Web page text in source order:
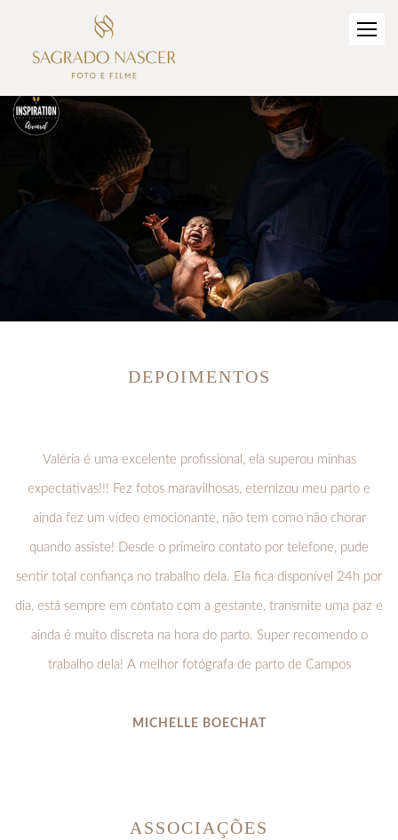
DEPOIMENTOS
Valéria é uma excelente profissional, ela superou minhas
expectativas!!! Fez fotos maravilhosas, eternizou meu parto e
ainda fez um vídeo emocionante, não tem como não chorar
quando assiste! Desde o primeiro contato por telefone, pude
sentir total confiança no trabalho dela. Ela fica disponível 24h por
dia, está sempre em contato com a gestante, transmite uma paz e
ainda é muito discreta na hora do parto. Super recomendo o
trabalho dela! A melhor fotógrafa de parto de Campos
MICHELLE BOECHAT
ASSOCIAÇÕES